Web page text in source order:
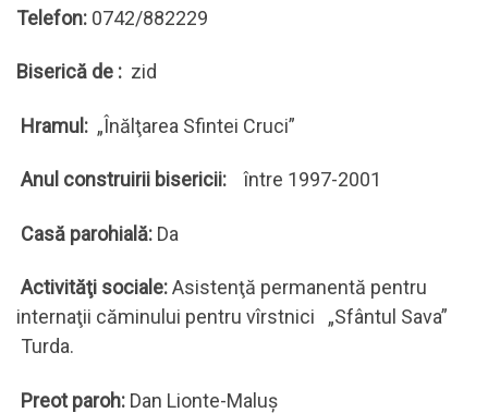
Telefon: 0742/882229
Biserică de : zid
Hramul: „Înălţarea Sfintei Cruci”
Anul construirii bisericii: între 1997-2001
Casă parohială: Da
Activităţi sociale:Asistenţă permanentă pentru
internaţii căminului pentru vîrstnici „Sfântul Sava”
Turda.
Preot paroh: Dan Lionte-Maluș